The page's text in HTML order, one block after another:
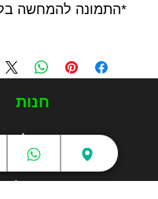
*התמונה להמחשה
חנות
מדפסות תלת
סורקי תלת
חומרי גלם